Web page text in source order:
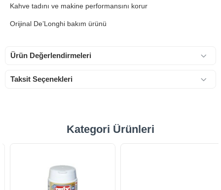
Kahve tadını ve makine performansını korur
Orijinal De’Longhi bakım ürünü
Ürün Değerlendirmeleri
Taksit Seçenekleri
Kategori Ürünleri